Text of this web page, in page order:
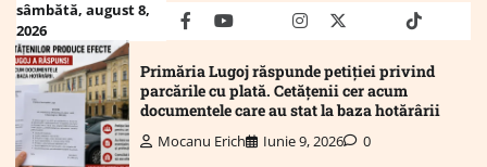
Skip
content
sâmbătă, august 8,
2026
facebookyoutubeMailinstagram
twitter truthtiktok
Primăria Lugoj răspunde petiției privind
parcările cu plată. Cetățenii cer acum
documentele care au stat la baza hotărârii
Mocanu Erich Iunie 9, 2026 0